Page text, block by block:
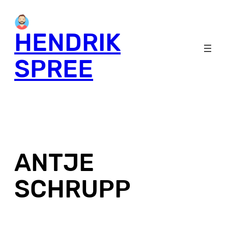
content
HENDRIK
SPREE
ANTJE
SCHRUPP